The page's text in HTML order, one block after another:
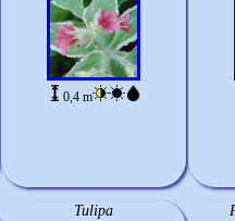
0,4 m
Tulipa